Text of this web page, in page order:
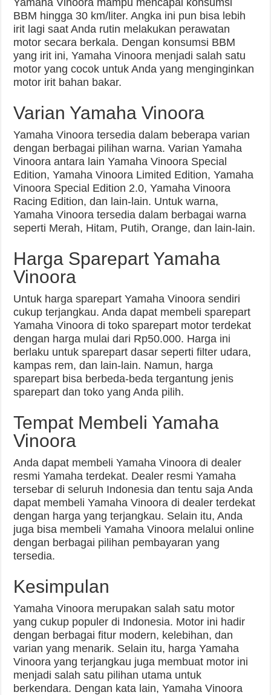
Yamaha Vinoora mampu mencapai konsumsi
BBM hingga 30 km/liter. Angka ini pun bisa lebih
irit lagi saat Anda rutin melakukan perawatan
motor secara berkala. Dengan konsumsi BBM
yang irit ini, Yamaha Vinoora menjadi salah satu
motor yang cocok untuk Anda yang menginginkan
motor irit bahan bakar.
Varian Yamaha Vinoora
Yamaha Vinoora tersedia dalam beberapa varian
dengan berbagai pilihan warna. Varian Yamaha
Vinoora antara lain Yamaha Vinoora Special
Edition, Yamaha Vinoora Limited Edition, Yamaha
Vinoora Special Edition 2.0, Yamaha Vinoora
Racing Edition, dan lain-lain. Untuk warna,
Yamaha Vinoora tersedia dalam berbagai warna
seperti Merah, Hitam, Putih, Orange, dan lain-lain.
Harga Sparepart Yamaha
Vinoora
Untuk harga sparepart Yamaha Vinoora sendiri
cukup terjangkau. Anda dapat membeli sparepart
Yamaha Vinoora di toko sparepart motor terdekat
dengan harga mulai dari Rp50.000. Harga ini
berlaku untuk sparepart dasar seperti filter udara,
kampas rem, dan lain-lain. Namun, harga
sparepart bisa berbeda-beda tergantung jenis
sparepart dan toko yang Anda pilih.
Tempat Membeli Yamaha
Vinoora
Anda dapat membeli Yamaha Vinoora di dealer
resmi Yamaha terdekat. Dealer resmi Yamaha
tersebar di seluruh Indonesia dan tentu saja Anda
dapat membeli Yamaha Vinoora di dealer terdekat
dengan harga yang terjangkau. Selain itu, Anda
juga bisa membeli Yamaha Vinoora melalui online
dengan berbagai pilihan pembayaran yang
tersedia.
Kesimpulan
Yamaha Vinoora merupakan salah satu motor
yang cukup populer di Indonesia. Motor ini hadir
dengan berbagai fitur modern, kelebihan, dan
varian yang menarik. Selain itu, harga Yamaha
Vinoora yang terjangkau juga membuat motor ini
menjadi salah satu pilihan utama untuk
berkendara. Dengan kata lain, Yamaha Vinoora